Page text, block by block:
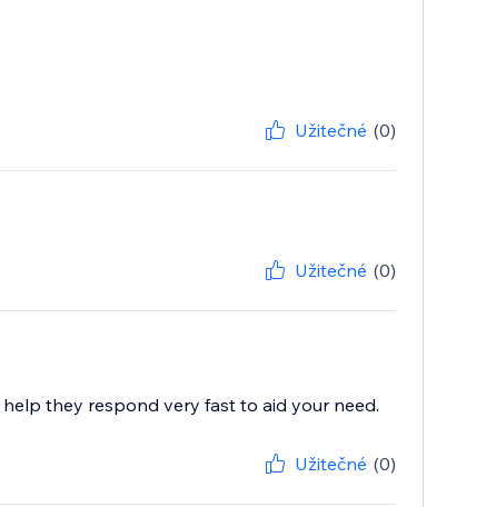
Užitečné (0)
Užitečné (0)
they respond very fast to aid your need.
Užitečné (0)